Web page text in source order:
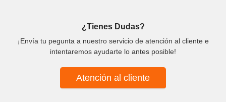
¿Tienes Dudas?
¡Envía tu pegunta a nuestro servicio de atención al cliente e
intentaremos ayudarte lo antes posible!
Atención al cliente